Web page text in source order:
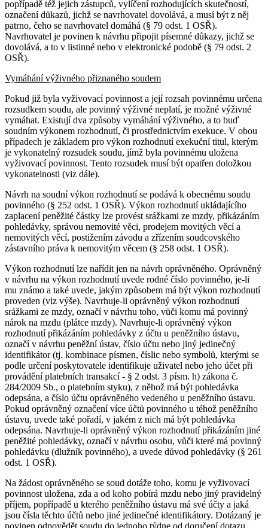
popřípadě též jejich zástupců, vylíčení rozhodujících skutečností,
označení důkazů, jichž se navrhovatel dovolává, a musí být z něj
patrno, čeho se navrhovatel domáhá (§ 79 odst. 1 OSŘ).
Navrhovatel je povinen k návrhu připojit písemné důkazy, jichž se
dovolává, a to v listinné nebo v elektronické podobě (§ 79 odst. 2
OSŘ).
Vymáhání výživného přiznaného soudem
Pokud již byla vyživovací povinnost a její rozsah povinnému určena
rozsudkem soudu, ale povinný výživné neplatí, je možné výživné
vymáhat. Existují dva způsoby vymáhání výživného, a to buď
soudním výkonem rozhodnutí, či prostřednictvím exekuce. V obou
případech je základem pro výkon rozhodnutí exekuční titul, kterým
je vykonatelný rozsudek soudu, jímž byla povinnému uložena
vyživovací povinnost. Tento rozsudek musí být opatřen doložkou
vykonatelnosti (viz dále).
Návrh na soudní výkon rozhodnutí se podává k obecnému soudu
povinného (§ 252 odst. 1 OSŘ). Výkon rozhodnutí ukládajícího
zaplacení peněžité částky lze provést srážkami ze mzdy, přikázáním
pohledávky, správou nemovité věci, prodejem movitých věcí a
nemovitých věcí, postižením závodu a zřízením soudcovského
zástavního práva k nemovitým věcem (§ 258 odst. 1 OSŘ).
Výkon rozhodnutí lze nařídit jen na návrh oprávněného. Oprávněný
v návrhu na výkon rozhodnutí uvede rodné číslo povinného, je-li
mu známo a také uvede, jakým způsobem má být výkon rozhodnutí
proveden (viz výše). Navrhuje-li oprávněný výkon rozhodnutí
srážkami ze mzdy, označí v návrhu toho, vůči komu má povinný
nárok na mzdu (plátce mzdy). Navrhuje-li oprávněný výkon
rozhodnutí přikázáním pohledávky z účtu u peněžního ústavu,
označí v návrhu peněžní ústav, číslo účtu nebo jiný jedinečný
identifikátor (tj. kombinace písmen, číslic nebo symbolů, kterými se
podle určení poskytovatele identifikuje uživatel nebo jeho účet při
provádění platebních transakcí - § 2 odst. 3 písm. h) zákona č.
284/2009 Sb., o platebním styku), z něhož má být pohledávka
odepsána, a číslo účtu oprávněného vedeného u peněžního ústavu.
Pokud oprávněný označení více účtů povinného u téhož peněžního
ústavu, uvede také pořadí, v jakém z nich má být pohledávka
odepsána. Navrhuje-li oprávněný výkon rozhodnutí přikázáním jiné
peněžité pohledávky, označí v návrhu osobu, vůči které má povinný
pohledávku (dlužník povinného), a uvede důvod pohledávky (§ 261
odst. 1 OSŘ).
Na žádost oprávněného se soud dotáže toho, komu je vyživovací
povinnost uložena, zda a od koho pobírá mzdu nebo jiný pravidelný
příjem, popřípadě u kterého peněžního ústavu má své účty a jaká
jsou čísla těchto účtů nebo jiné jedinečné identifikátory. Dotázaný je